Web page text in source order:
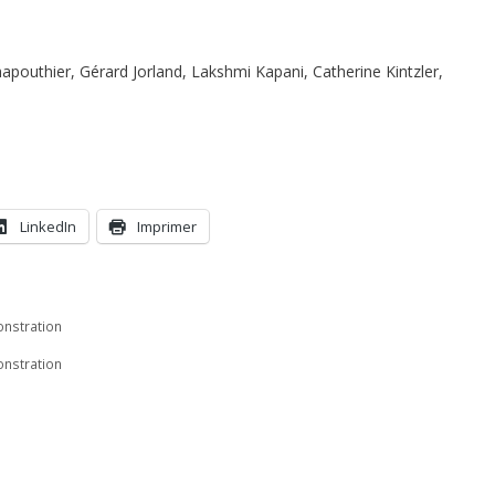
Gérard Jorland, Lakshmi Kapani, Catherine Kintzler,
LinkedIn Imprimer